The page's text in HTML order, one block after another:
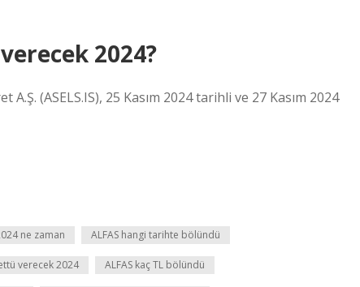
2024?
(ASELS.IS), 25 Kasım 2024 tarihli ve 27 Kasım 2024
ne zaman ALFAS hangi tarihte bölündü
verecek 2024 ALFAS kaç TL bölündü